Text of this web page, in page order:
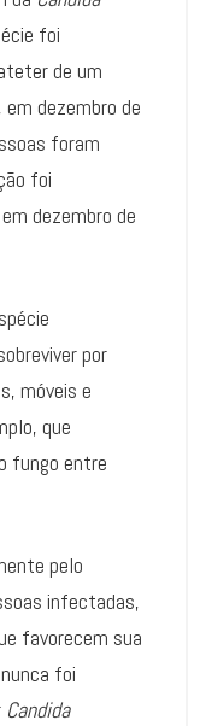
foi
de um
dezembro de
foram
foi
dezembro de
por
móveis e
que
fungo entre
pelo
infectadas,
favorecem sua
foi
Candida